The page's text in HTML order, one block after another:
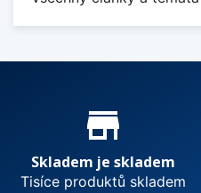
Proč nakupovat u
store_mall_directory
Skladem je skladem
Tisíce produktů skladem